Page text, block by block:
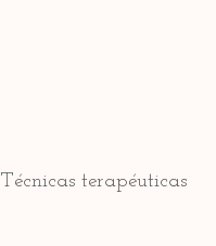
Técnicas terapéuticas